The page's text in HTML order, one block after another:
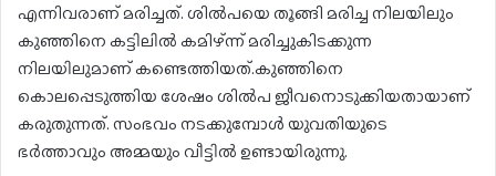
എന്നിവരാണ് മരിച്ചത്. ശില്‍പയെ തൂങ്ങി മരിച്ച നിലയിലും
കുഞ്ഞിനെ കട്ടിലില്‍ കമിഴ്ന്ന് മരിച്ചുകിടക്കുന്ന
നിലയിലുമാണ് കണ്ടെത്തിയത്.കുഞ്ഞിനെ
കൊലപ്പെടുത്തിയ ശേഷം ശില്‍പ ജീവനൊടുക്കിയതായാണ്
കരുതുന്നത്. സംഭവം നടക്കുമ്പോള്‍ യുവതിയുടെ
ഭര്‍ത്താവും അമ്മയും വീട്ടില്‍ ഉണ്ടായിരുന്നു.